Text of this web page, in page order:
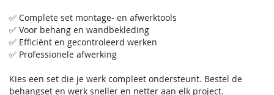
✅ Complete set montage- en afwerktools
✅ Voor behang en wandbekleding
✅ Efficiënt en gecontroleerd werken
✅ Professionele afwerking
Kies een set die je werk compleet ondersteunt. Bestel de
behangset en werk sneller en netter aan elk project.